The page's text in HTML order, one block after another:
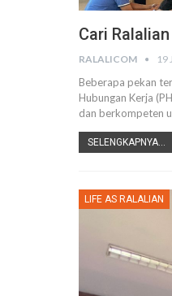
Cari
RALALICOM 19
Beberapa pekan
Hubungan Kerja
dan berkompeten
SELENGKAPNYA...
LIFE AS RALALIAN